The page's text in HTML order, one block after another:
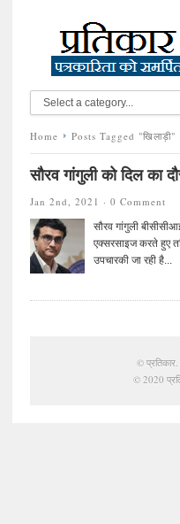
Home Posts Tagged "खिलाड़ी"
सौरव गांगुली को दिल का
Jan 2nd, 2021 · 0 Comment
सौरव गांगुली
एक्सरसाइज करते हुए
उपचारकी जा रही है...
© प्रतिकार.
© 2020